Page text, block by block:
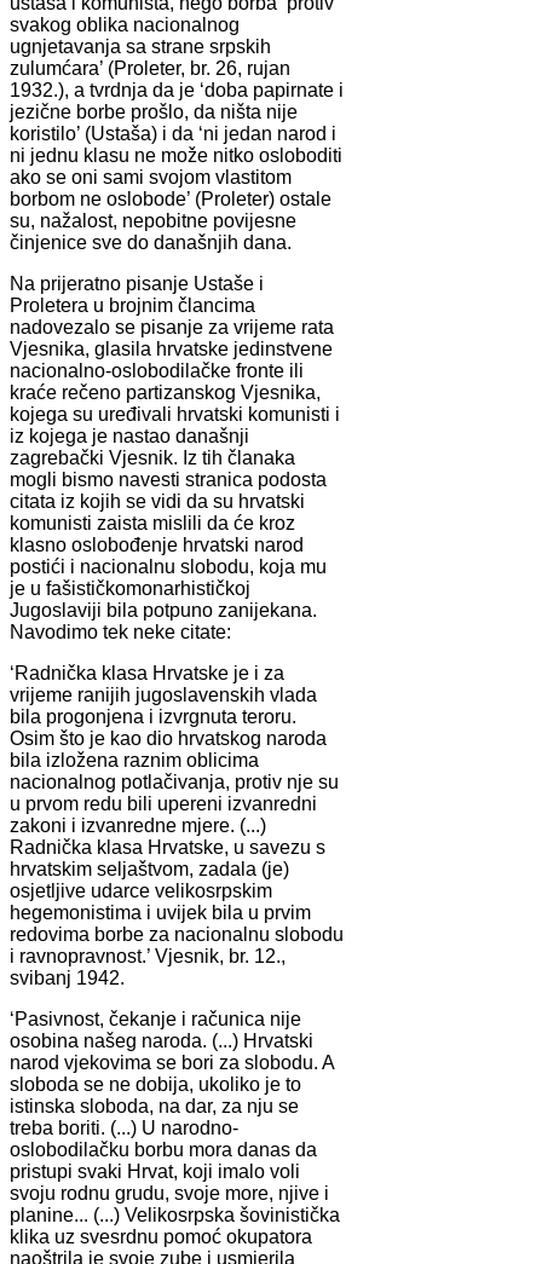
svakog oblika nacionalnog
ugnjetavanja sa strane srpskih
zulumćara’ (Proleter, br. 26, rujan
1932.), a tvrdnja da je ‘doba papirnate i
jezične borbe prošlo, da ništa nije
koristilo’ (Ustaša) i da ‘ni jedan narod i
ni jednu klasu ne može nitko osloboditi
ako se oni sami svojom vlastitom
borbom ne oslobode’ (Proleter) ostale
su, nažalost, nepobitne povijesne
činjenice sve do današnjih dana.
Na prijeratno pisanje Ustaše i
Proletera u brojnim člancima
nadovezalo se pisanje za vrijeme rata
Vjesnika, glasila hrvatske jedinstvene
nacionalno-oslobodilačke fronte ili
kraće rečeno partizanskog Vjesnika,
kojega su uređivali hrvatski komunisti i
iz kojega je nastao današnji
zagrebački Vjesnik. Iz tih članaka
mogli bismo navesti stranica podosta
citata iz kojih se vidi da su hrvatski
komunisti zaista mislili da će kroz
klasno oslobođenje hrvatski narod
postići i nacionalnu slobodu, koja mu
je u fašističkomonarhističkoj
Jugoslaviji bila potpuno zanijekana.
Navodimo tek neke citate:
‘Radnička klasa Hrvatske je i za
vrijeme ranijih jugoslavenskih vlada
bila progonjena i izvrgnuta teroru.
Osim što je kao dio hrvatskog naroda
bila izložena raznim oblicima
nacionalnog potlačivanja, protiv nje su
u prvom redu bili upereni izvanredni
zakoni i izvanredne mjere. (...)
Radnička klasa Hrvatske, u savezu s
hrvatskim seljaštvom, zadala (je)
osjetljive udarce velikosrpskim
hegemonistima i uvijek bila u prvim
redovima borbe za nacionalnu slobodu
i ravnopravnost.’ Vjesnik, br. 12.,
svibanj 1942.
‘Pasivnost, čekanje i računica nije
osobina našeg naroda. (...) Hrvatski
narod vjekovima se bori za slobodu. A
sloboda se ne dobija, ukoliko je to
istinska sloboda, na dar, za nju se
treba boriti. (...) U narodno-
oslobodilačku borbu mora danas da
pristupi svaki Hrvat, koji imalo voli
svoju rodnu grudu, svoje more, njive i
planine... (...) Velikosrpska šovinistička
klika uz svesrdnu pomoć okupatora
naoštrila je svoje zube i usmjerila